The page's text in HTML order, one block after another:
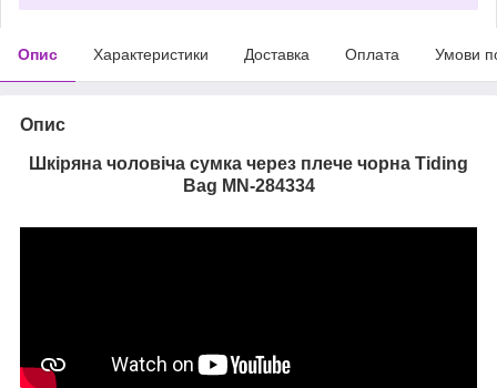
Опис Характеристики Доставка Оплата Умови
Опис
Шкіряна чоловіча сумка через плече чорна Tiding
Bag MN-284334